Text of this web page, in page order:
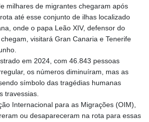
milhares de migrantes chegaram após
até esse conjunto de ilhas localizado
onde o papa Leão XIV, defensor do
visitará Gran Canaria e Tenerife
em 2024, com 46.843 pessoas
os números diminuíram, mas as
símbolo das tragédias humanas
travessias.
Internacional para as Migrações (OIM),
ou desapareceram na rota para essas